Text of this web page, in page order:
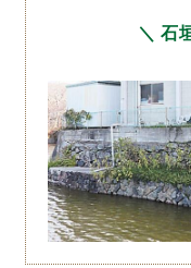
＼ 石